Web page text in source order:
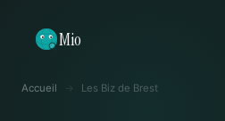
Mio
Accueil → Les Biz de Brest